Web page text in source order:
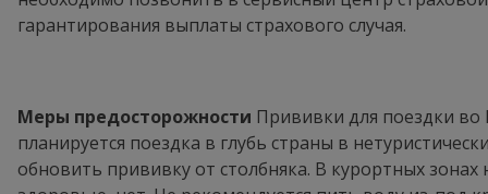
гарантирования выплаты страхового случая.
Меры предосторожности Прививки для поездки во
планируется поездка в глубь страны в
обновить прививку от столбняка. В курортных